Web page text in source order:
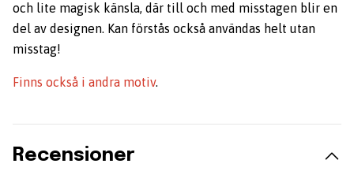
och lite magisk känsla, där till och med misstagen blir en
del av designen. Kan förstås också användas helt utan
misstag!
Finns också i andra motiv.
Recensioner